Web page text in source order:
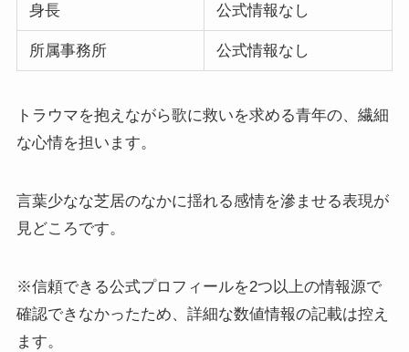
身長 公式情報なし
所属事務所 公式情報なし
トラウマを抱えながら歌に救いを求める青年の、繊細
な心情を担います。
言葉少なな芝居のなかに揺れる感情を滲ませる表現が
見どころです。
※信頼できる公式プロフィールを2つ以上の情報源で
確認できなかったため、詳細な数値情報の記載は控え
ます。